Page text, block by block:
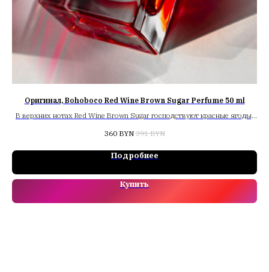
Оригинал, Bohoboco Red Wine Brown Sugar Perfume 50 ml
В верхних нотах Red Wine Brown Sugar господствуют красные ягоды,
Базовые ноты: ликер, кожа, тростниковый сахар, карамель
360 BYN 391 BYN
Подробнее
Купить